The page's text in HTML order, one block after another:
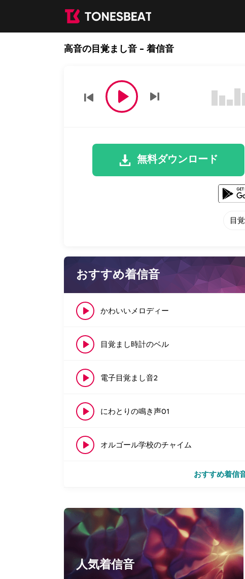
高音の目覚まし音 - 着信音
無料ダウンロード
目
おすすめ着信音
かわいいメロディー
目覚まし時計のベル
電子目覚まし音2
にわとりの鳴き声01
オルゴール学校のチャイム
おすすめ着信
人気着信音